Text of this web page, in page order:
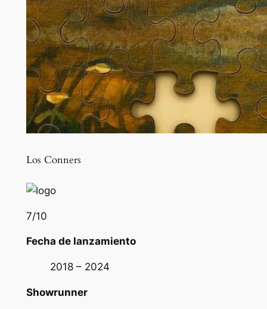
Los Conners
7/10
Fecha de lanzamiento
2018 – 2024
Showrunner